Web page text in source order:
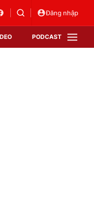
Đăng nhập
PODCAST